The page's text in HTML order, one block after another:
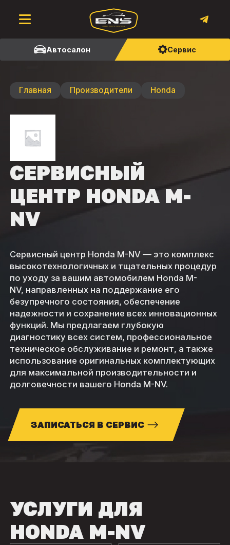
Автосалон Сервис
Главная Производители Honda
СЕРВИСНЫЙ
ЦЕНТР HONDA M-
NV
Сервисный центр Honda M-NV — это комплекс
высокотехнологичных и тщательных процедур
по уходу за вашим автомобилем Honda M-
NV, направленных на поддержание его
безупречного состояния, обеспечение
надежности и сохранение всех инновационных
функций. Мы предлагаем глубокую
диагностику всех систем, профессиональное
техническое обслуживание и ремонт, а также
использование оригинальных комплектующих
для максимальной производительности и
долговечности вашего Honda M-NV.
ЗАПИСАТЬСЯ В СЕРВИС
УСЛУГИ ДЛЯ
HONDA M-NV